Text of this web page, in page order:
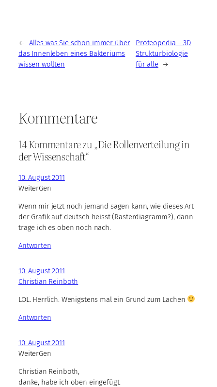
← Alles was Sie schon immer über
das Innenleben eines Bakteriums
wissen wollten
Proteopedia – 3D
Strukturbiologie
für alle →
Kommentare
14 Kommentare zu „Die Rollenverteilung in
der Wissenschaft“
10. August 2011
WeiterGen
Wenn mir jetzt noch jemand sagen kann, wie dieses Art
der Grafik auf deutsch heisst (Rasterdiagramm?), dann
trage ich es oben noch nach.
Antworten
10. August 2011
Christian Reinboth
LOL. Herrlich. Wenigstens mal ein Grund zum Lachen
Antworten
10. August 2011
WeiterGen
Christian Reinboth,
danke, habe ich oben eingefügt.